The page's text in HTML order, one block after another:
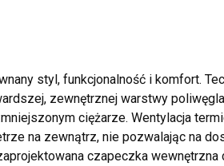
styl, funkcjonalność i komfort.
zewnętrznej warstwy
ciężarze. Wentylacja
na zewnątrz, nie pozwalając na
czapeczka wewnętrzna